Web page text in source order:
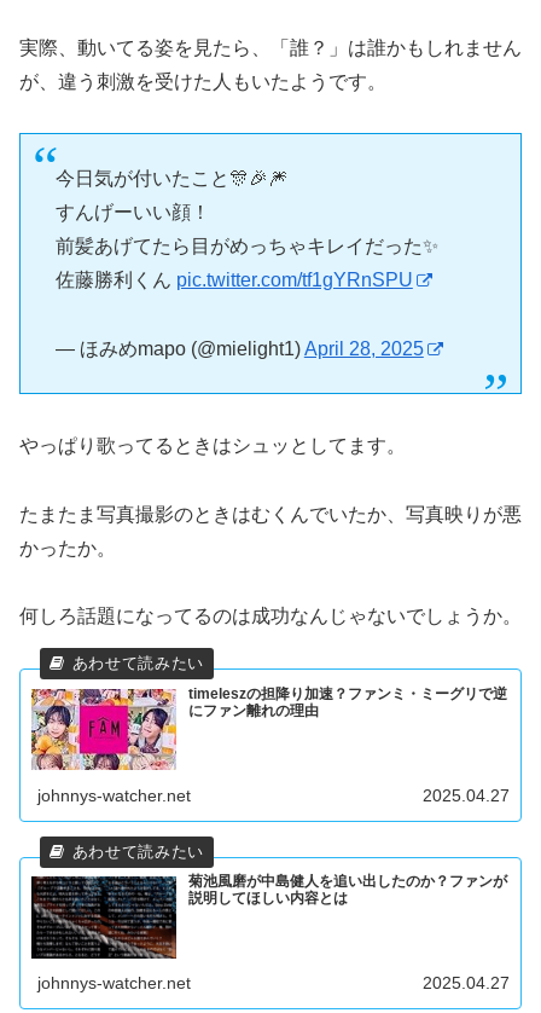
実際、動いてる姿を見たら、「誰？」は誰かもしれません
が、違う刺激を受けた人もいたようです。
今日気が付いたこと🎊🎉🎆
すんげーいい顔！
前髪あげてたら目がめっちゃキレイだった✨
佐藤勝利くん pic.twitter.com/tf1gYRnSPU
— ほみめmapo (@mielight1)April 28, 2025
やっぱり歌ってるときはシュッとしてます。
たまたま写真撮影のときはむくんでいたか、写真映りが悪
かったか。
何しろ話題になってるのは成功なんじゃないでしょうか。
timeleszの担降り加速？ファンミ・ミーグリで逆
にファン離れの理由
johnnys-watcher.net 2025.04.27
菊池風磨が中島健人を追い出したのか？ファンが
説明してほしい内容とは
johnnys-watcher.net 2025.04.27